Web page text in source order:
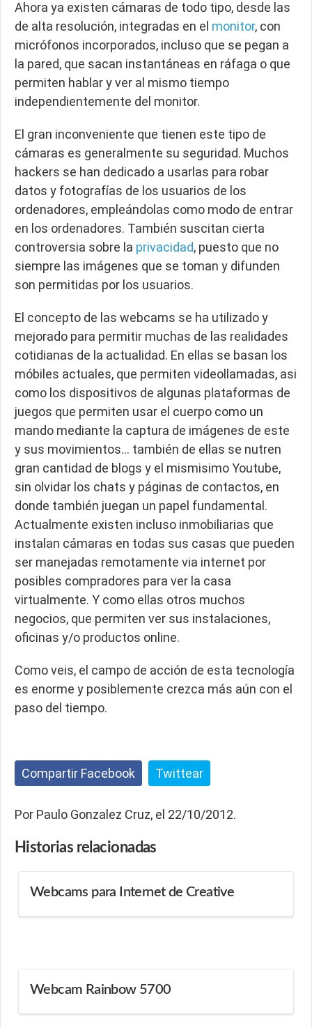
Ahora ya existen cámaras de todo tipo, desde las
de alta resolución, integradas en el monitor, con
micrófonos incorporados, incluso que se pegan a
la pared, que sacan instantáneas en ráfaga o que
permiten hablar y ver al mismo tiempo
independientemente del monitor.
El gran inconveniente que tienen este tipo de
cámaras es generalmente su seguridad. Muchos
hackers se han dedicado a usarlas para robar
datos y fotografías de los usuarios de los
ordenadores, empleándolas como modo de entrar
en los ordenadores. También suscitan cierta
controversia sobre la privacidad, puesto que no
siempre las imágenes que se toman y difunden
son permitidas por los usuarios.
El concepto de las webcams se ha utilizado y
mejorado para permitir muchas de las realidades
cotidianas de la actualidad. En ellas se basan los
móbiles actuales, que permiten videollamadas, asi
como los dispositivos de algunas plataformas de
juegos que permiten usar el cuerpo como un
mando mediante la captura de imágenes de este
y sus movimientos… también de ellas se nutren
gran cantidad de blogs y el mismisimo Youtube,
sin olvidar los chats y páginas de contactos, en
donde también juegan un papel fundamental.
Actualmente existen incluso inmobiliarias que
instalan cámaras en todas sus casas que pueden
ser manejadas remotamente via internet por
posibles compradores para ver la casa
virtualmente. Y como ellas otros muchos
negocios, que permiten ver sus instalaciones,
oficinas y/o productos online.
Como veis, el campo de acción de esta tecnología
es enorme y posiblemente crezca más aún con el
paso del tiempo.
Compartir Facebook Twittear
Por Paulo Gonzalez Cruz, el 22/10/2012.
Historias relacionadas
Webcams para Internet de Creative
Webcam Rainbow 5700